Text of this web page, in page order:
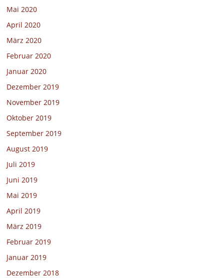
Mai 2020
April 2020
März 2020
Februar 2020
Januar 2020
Dezember 2019
November 2019
Oktober 2019
September 2019
August 2019
Juli 2019
Juni 2019
Mai 2019
April 2019
März 2019
Februar 2019
Januar 2019
Dezember 2018